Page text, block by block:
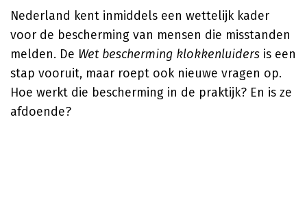
Nederland kent inmiddels een wettelijk kader
voor de bescherming van mensen die misstanden
melden. De Wet bescherming klokkenluiders is een
stap vooruit, maar roept ook nieuwe vragen op.
Hoe werkt die bescherming in de praktijk? En is ze
afdoende?